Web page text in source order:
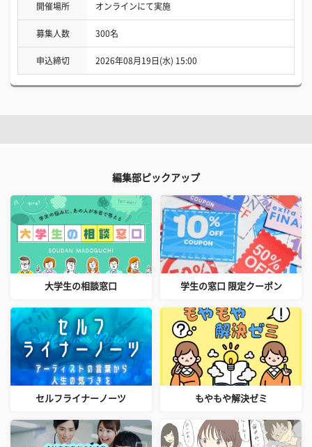
開催場所 オンラインにて実施
募集人数 300名
申込締切 2026年08月19日(水) 15:00
編集部ピックアップ
大学生の相談窓口 学生の窓口 限定クーポン
セルフライナーノーツ もやもや解決ゼミ